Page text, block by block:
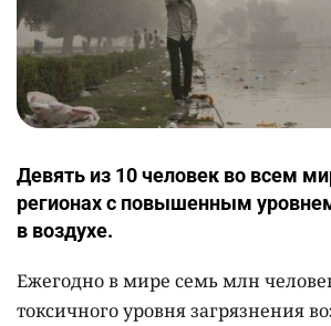
Девять из 10 человек во всем
регионах с повышенным
в воздухе.
Ежегодно в мире семь млн
токсичного уровня загрязнения